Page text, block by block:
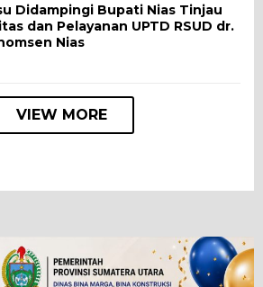
Didampingi Bupati Nias Tinjau
dan Pelayanan UPTD RSUD dr.
Nias
VIEW MORE